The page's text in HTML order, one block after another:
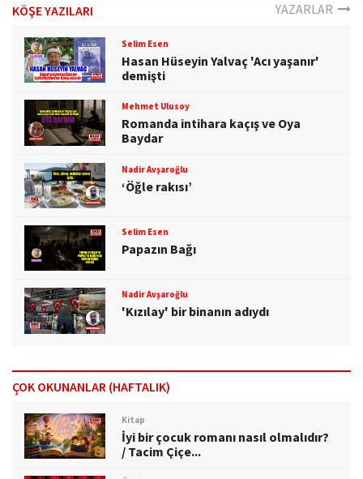
KÖŞE YAZILARI YAZARLAR
Selim Esen
Hasan Hüseyin Yalvaç 'Acı yaşanır'
demişti
Mehmet Ulusoy
Romanda intihara kaçış ve Oya
Baydar
Nadir Avşaroğlu
‘Öğle rakısı’
Selim Esen
Papazın Bağı
Nadir Avşaroğlu
'Kızılay' bir binanın adıydı
ÇOK OKUNANLAR (HAFTALIK)
Kitap
İyi bir çocuk romanı nasıl olmalıdır?
/ Tacim Çiçe...